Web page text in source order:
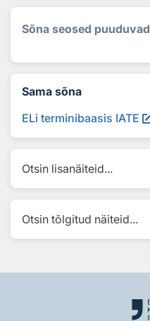
Sõna seosed puuduvad
Sama sõna
ELi terminibaasis IATE
Otsin lisanäiteid...
Otsin tõlgitud näiteid...